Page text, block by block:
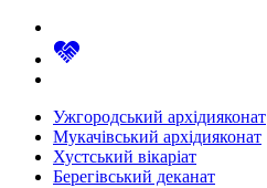
Ужгородський архідияконат
Мукачівський архідияконат
Хустський вікаріат
Берегівський деканат